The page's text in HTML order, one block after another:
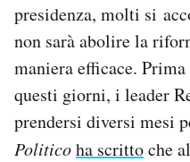
presidenza, molti si
non sarà abolire la
maniera efficace.
questi giorni, i leader
prendersi diversi mesi
Politicoha scrittoche